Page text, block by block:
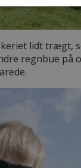
lidt trægt,
regnbue på